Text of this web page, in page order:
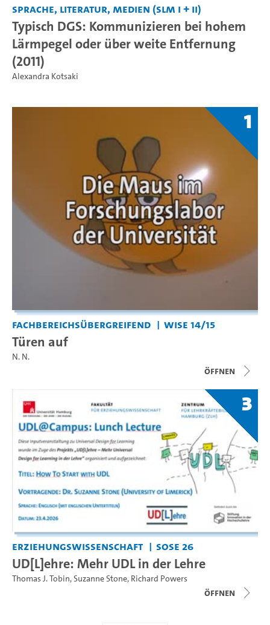
Sprache, Literatur, Medien (SLM I + II)
Typisch DGS: Kommunizieren bei hohem
Lärmpegel oder über weite Entfernung
(2011)
Alexandra Kotsaki
1
Fachbereichsübergreifend WiSe 14/15
Türen auf
N. N.
Öffnen
3
Erziehungswissenschaft SoSe 26
UD[L]ehre: Mehr UDL in der Lehre
Thomas J. Tobin,Suzanne Stone, Richard Powers
Öffnen